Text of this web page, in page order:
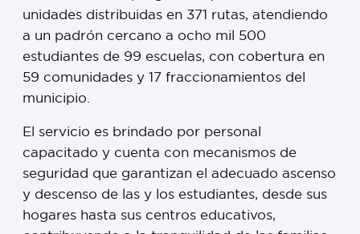
unidades distribuidas en 371 rutas, atendiendo
a un padrón cercano a ocho mil 500
estudiantes de 99 escuelas, con cobertura en
59 comunidades y 17 fraccionamientos del
municipio.
El servicio es brindado por personal
capacitado y cuenta con mecanismos de
seguridad que garantizan el adecuado ascenso
y descenso de las y los estudiantes, desde sus
hogares hasta sus centros educativos,